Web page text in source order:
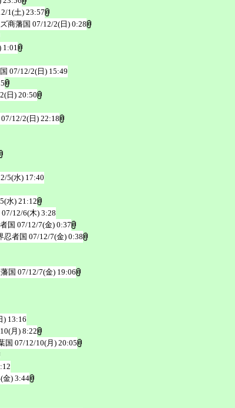
1(土) 23:57
商藩国 07/12/2(日) 0:28
1:01
07/12/2(日) 15:49
日) 20:50
07/12/2(日) 22:18
5(水) 17:40
水) 21:12
07/12/6(木) 3:28
国 07/12/7(金) 0:37
忍者国 07/12/7(金) 0:38
国 07/12/7(金) 19:06
) 13:16
月) 8:22
国 07/12/10(月) 20:05
金) 3:44